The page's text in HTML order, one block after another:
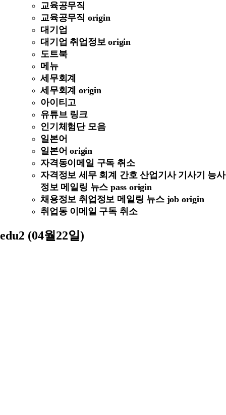
교육공무직
교육공무직 origin
대기업
대기업 취업정보 origin
도트북
메뉴
세무회계
세무회계 origin
아이티고
유튜브 링크
인기체험단 모음
일본어
일본어 origin
자격동이메일 구독 취소
자격정보 세무 회계 간호 산업기사 기사기 능사
정보 메일링 뉴스 pass origin
채용정보 취업정보 메일링 뉴스 job origin
취업동 이메일 구독 취소
edu2 (04월22일)